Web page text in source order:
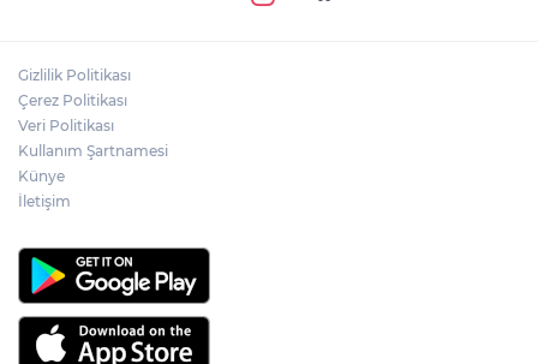
Gizlilik Politikası
Çerez Politikası
Veri Politikası
Kullanım Şartnamesi
Künye
İletişim